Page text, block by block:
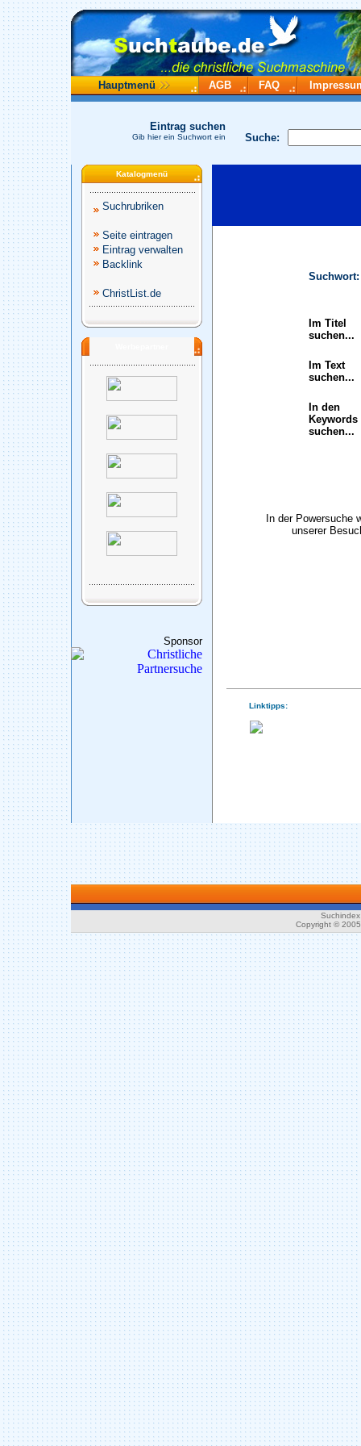
Hauptmenü AGB FAQ
Suche:
Eintrag suchen
Gib hier ein Suchwort ein
Katalogmenü
Suchrubriken
Seite eintragen
Eintrag verwalten
Backlink
ChristList.de
Sponsor
Suchwort:
Im Titel
suchen...
Im Text
suchen...
In den
Keywords
suchen...
In der Powersuche
unserer
Linktipps:
Copyright ©